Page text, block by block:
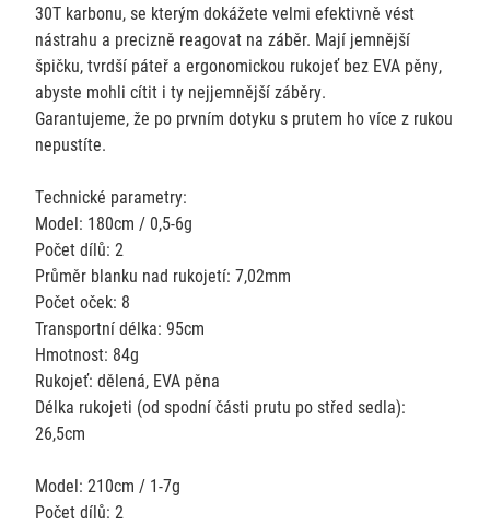
30T karbonu, se kterým dokážete velmi efektivně vést
nástrahu a precizně reagovat na záběr. Mají jemnější
špičku, tvrdší páteř a ergonomickou rukojeť bez EVA pěny,
abyste mohli cítit i ty nejjemnější záběry.
Garantujeme, že po prvním dotyku s prutem ho více z rukou
nepustíte.
Technické parametry:
Model: 180cm / 0,5-6g
Počet dílů: 2
Průměr blanku nad rukojetí: 7,02mm
Počet oček: 8
Transportní délka: 95cm
Hmotnost: 84g
Rukojeť: dělená, EVA pěna
Délka rukojeti (od spodní části prutu po střed sedla):
26,5cm
Model: 210cm / 1-7g
Počet dílů: 2